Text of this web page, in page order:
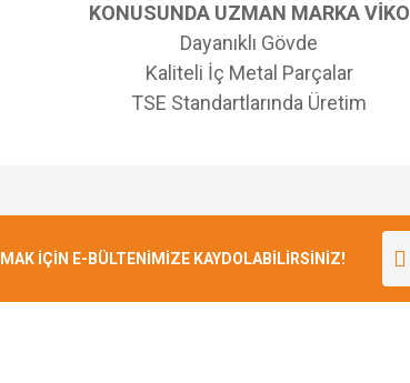
KONUSUNDA UZMAN MARKA VİKO
Dayanıklı Gövde
Kaliteli İç Metal Parçalar
TSE Standartlarında Üretim
İÇİN E-BÜLTENİMİZE KAYDOLABİLİRSİNİZ!